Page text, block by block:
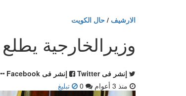
الارشيف / حال الكويت
وزيرالخارجية
إنشر فى Twitter
إنشر فى Facebook
منذ 3 أعوام
تبليغ